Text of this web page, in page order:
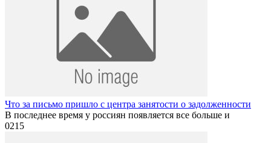
Что за письмо пришло с центра занятости о задолженности
В последнее время у россиян появляется все больше и
0215